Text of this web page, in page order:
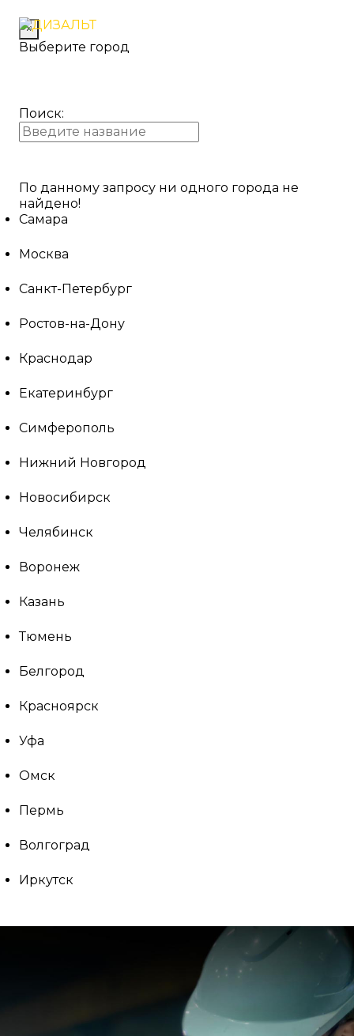
×
Выберите город
Поиск:
По данному запросу ни одного города не
найдено!
Самара
Москва
Санкт-Петербург
Ростов-на-Дону
Краснодар
Екатеринбург
Симферополь
Нижний Новгород
Новосибирск
Челябинск
Воронеж
Казань
Тюмень
Белгород
Красноярск
Уфа
Омск
Пермь
Волгоград
Иркутск